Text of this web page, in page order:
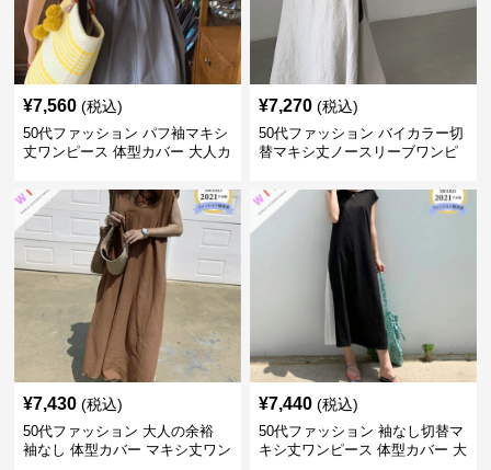
¥7,560 (税込)
50代ファッション パフ袖マキシ
丈ワンピース 体型カバー 大人カ
¥7,270 (税込)
50代ファッション バイカラー切
替マキシ丈ノースリーブワンピ
¥7,430 (税込)
50代ファッション 大人の余裕
袖なし 体型カバー マキシ丈ワン
¥7,440 (税込)
50代ファッション 袖なし切替マ
キシ丈ワンピース 体型カバー 大